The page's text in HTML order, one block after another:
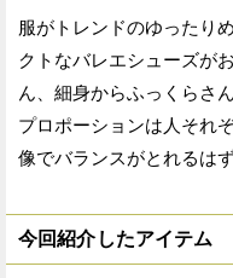
服がトレンドのゆったり
クトなバレエシューズが
ん、細身からふっくらさ
プロポーションは人それ
像でバランスがとれるはず
今回紹介したアイテム